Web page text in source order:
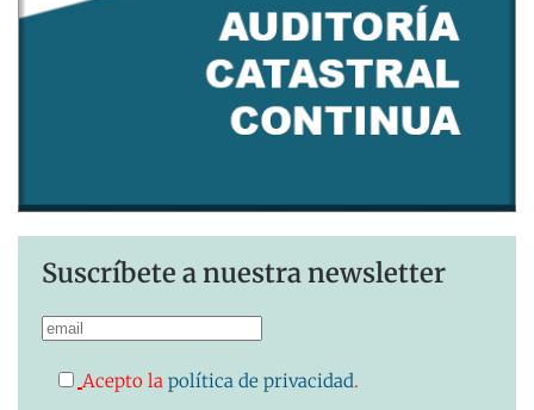
Suscríbete a nuestra newsletter
Acepto la política de privacidad.